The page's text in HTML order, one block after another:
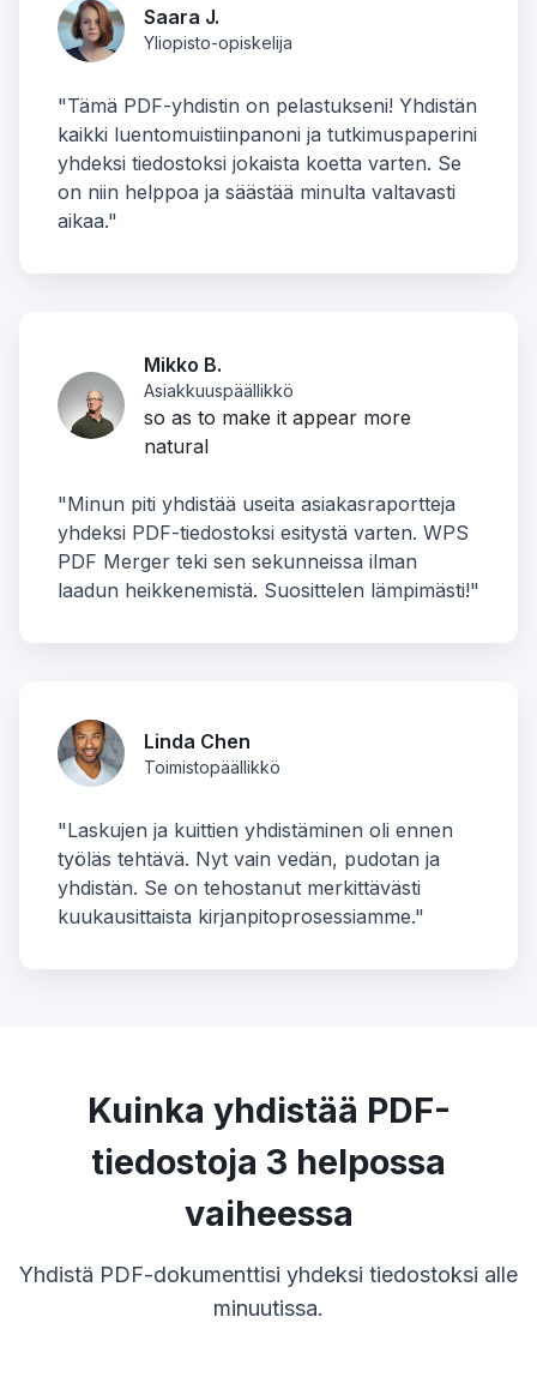
Saara J.
Yliopisto-opiskelija
"Tämä PDF-yhdistin on pelastukseni! Yhdistän
kaikki luentomuistiinpanoni ja tutkimuspaperini
yhdeksi tiedostoksi jokaista koetta varten. Se
on niin helppoa ja säästää minulta valtavasti
aikaa."
Mikko B.
Asiakkuuspäällikkö
so as to make it appear more
natural
"Minun piti yhdistää useita asiakasraportteja
yhdeksi PDF-tiedostoksi esitystä varten. WPS
PDF Merger teki sen sekunneissa ilman
laadun heikkenemistä. Suosittelen lämpimästi!"
Linda Chen
Toimistopäällikkö
"Laskujen ja kuittien yhdistäminen oli ennen
työläs tehtävä. Nyt vain vedän, pudotan ja
yhdistän. Se on tehostanut merkittävästi
kuukausittaista kirjanpitoprosessiamme."
Kuinka yhdistää PDF-
tiedostoja 3 helpossa
vaiheessa
Yhdistä PDF-dokumenttisi yhdeksi tiedostoksi alle
minuutissa.